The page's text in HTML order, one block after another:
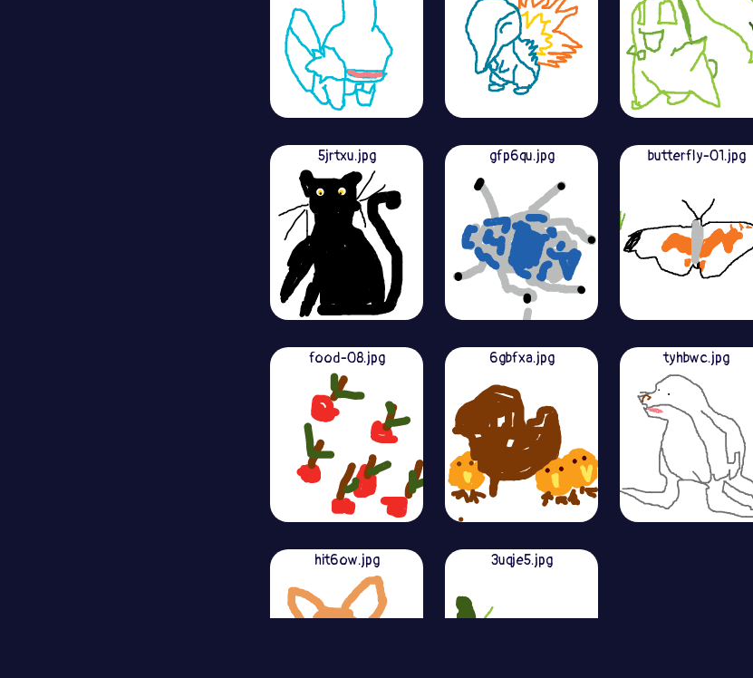
5jrtxu.jpg gfp6qu.jpg butterfly-01.jpg
food-08.jpg 6gbfxa.jpg tyhbwc.jpg
hit6ow.jpg 3uqje5.jpg